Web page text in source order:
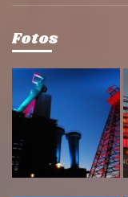
Fotos